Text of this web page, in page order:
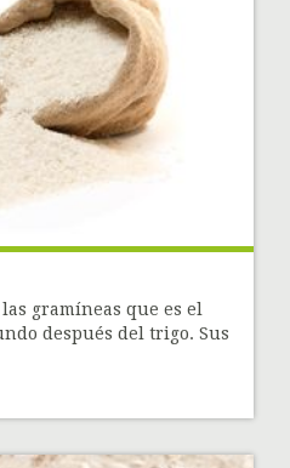
gramíneas que es el
después del trigo. Sus